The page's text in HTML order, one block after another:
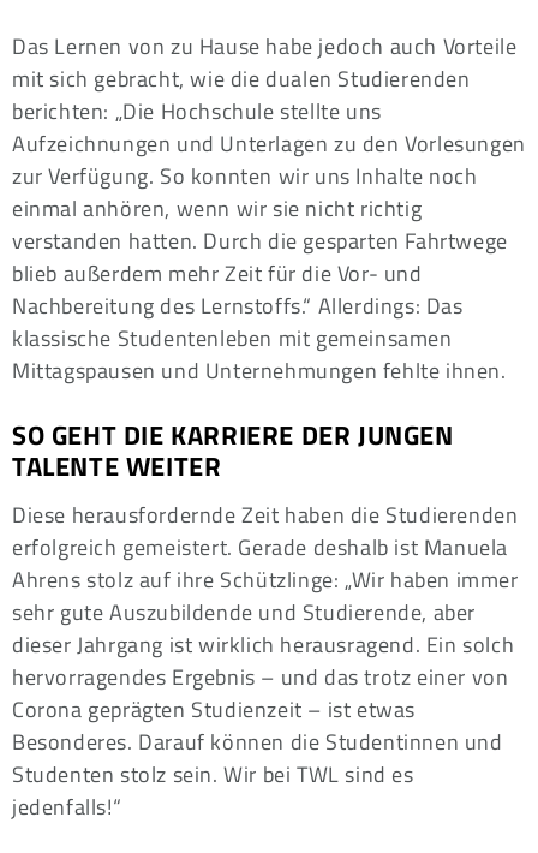
Das Lernen von zu Hause habe jedoch auch Vorteile
mit sich gebracht, wie die dualen Studierenden
berichten: „Die Hochschule stellte uns
Aufzeichnungen und Unterlagen zu den Vorlesungen
zur Verfügung. So konnten wir uns Inhalte noch
einmal anhören, wenn wir sie nicht richtig
verstanden hatten. Durch die gesparten Fahrtwege
blieb außerdem mehr Zeit für die Vor- und
Nachbereitung des Lernstoffs.“ Allerdings: Das
klassische Studentenleben mit gemeinsamen
Mittagspausen und Unternehmungen fehlte ihnen.
SO GEHT DIE KARRIERE DER JUNGEN
TALENTE WEITER
Diese herausfordernde Zeit haben die Studierenden
erfolgreich gemeistert. Gerade deshalb ist Manuela
Ahrens stolz auf ihre Schützlinge: „Wir haben immer
sehr gute Auszubildende und Studierende, aber
dieser Jahrgang ist wirklich herausragend. Ein solch
hervorragendes Ergebnis – und das trotz einer von
Corona geprägten Studienzeit – ist etwas
Besonderes. Darauf können die Studentinnen und
Studenten stolz sein. Wir bei TWL sind es
jedenfalls!“